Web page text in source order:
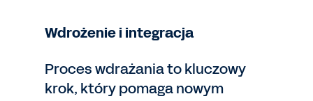
Wdrożenie i integracja
Proces wdrażania to kluczowy
krok, który pomaga nowym